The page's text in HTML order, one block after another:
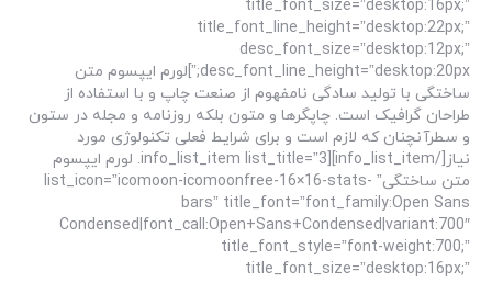
title_font_size=”desktop:16px;”
title_font_line_height=”desktop:22px;”
desc_font_size=”desktop:12px;”
desc_font_line_height=”desktop:20px;”]لورم ایپسوم متن
ساختگی با تولید سادگی نامفهوم از صنعت چاپ و با استفاده از
طراحان گرافیک است. چاپگرها و متون بلکه روزنامه و مجله در ستون
و سطرآنچنان که لازم است و برای شرایط فعلی تکنولوژی مورد
نیاز[/info_list_item][info_list_item list_title=”3. لورم ایپسوم
متن ساختگی” list_icon=”icomoon-icomoonfree-16×16-stats-
bars” title_font=”font_family:Open Sans
Condensed|font_call:Open+Sans+Condensed|variant:700″
title_font_style=”font-weight:700;”
title_font_size=”desktop:16px;”